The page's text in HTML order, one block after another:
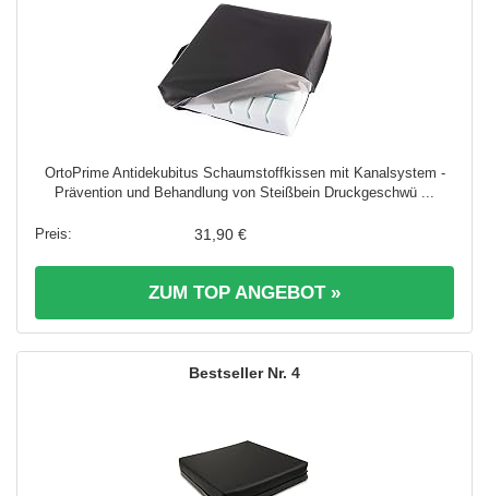
OrtoPrime Antidekubitus Schaumstoffkissen mit Kanalsystem -
Prävention und Behandlung von Steißbein Druckgeschwü ...
31,90 €
ZUM TOP ANGEBOT »
4